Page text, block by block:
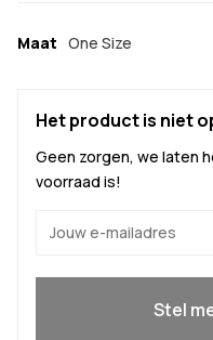
Maat One Size
Het product is niet
Geen zorgen, we laten
voorraad is!
Stel